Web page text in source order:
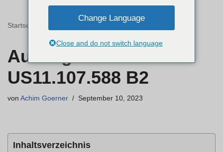
Startseite Auszug – US Patent US11.107.588 B2
Auszug – US Patent
US11.107.588 B2
von Achim Goerner September 10, 2023
Inhaltsverzeichnis
Change Language
Close and do not switch language